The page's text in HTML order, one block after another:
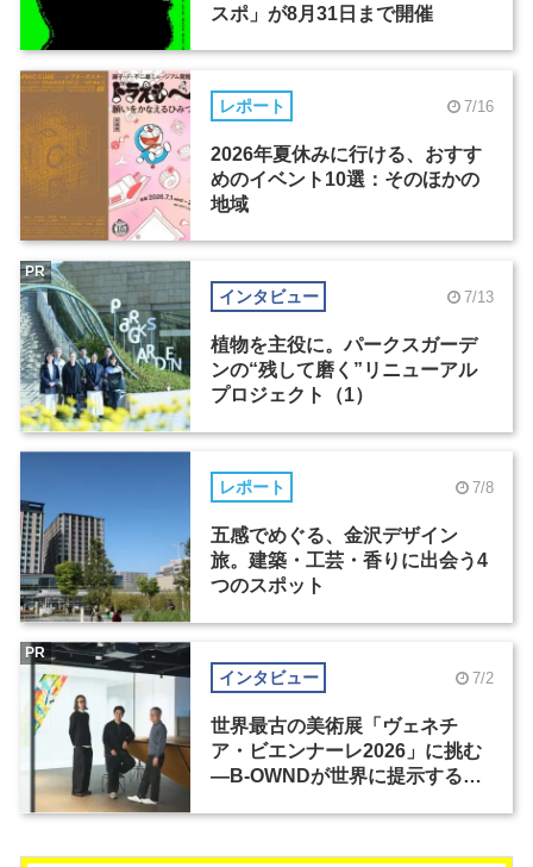
スポ」が8月31日まで開催
レポート 7/16
2026年夏休みに行ける、おすす
めのイベント10選：そのほかの
地域
インタビュー 7/13
植物を主役に。パークスガーデ
ンの“残して磨く”リニューアル
プロジェクト（1）
PR
レポート 7/8
五感でめぐる、金沢デザイン
旅。建築・工芸・香りに出会う4
つのスポット
インタビュー 7/2
世界最古の美術展「ヴェネチ
ア・ビエンナーレ2026」に挑む
―B-OWNDが世界に提示する美
PR